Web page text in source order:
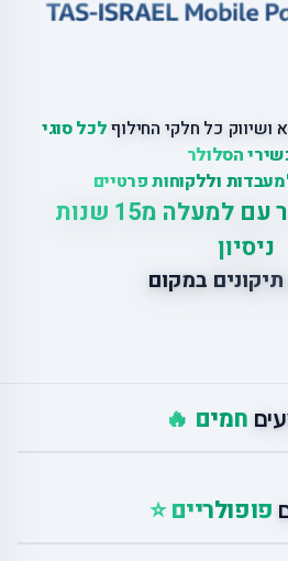
ושיווק כל חלקי החילוףלכל סוגי
הסלולר
וללקוחות פרטיים
מובילים בסלולר עם למעלה מ15 שנות
ניסיון
במקום
חמים 🔥
פופולריים ⭐